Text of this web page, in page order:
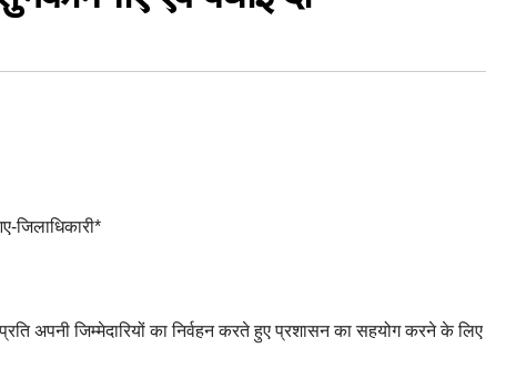
जिलाधिकारी*
अपनी जिम्मेदारियों का निर्वहन करते हुए प्रशासन का सहयोग करने के लिए